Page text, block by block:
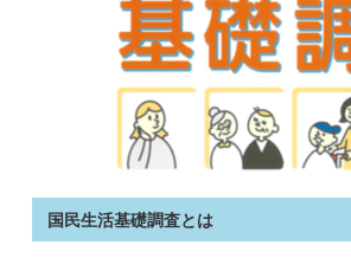
国民生活基礎調査とは